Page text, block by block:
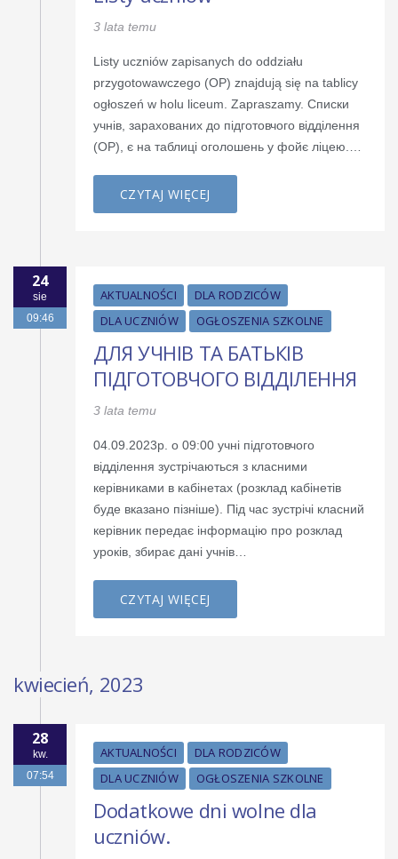
3 lata temu
Listy uczniów zapisanych do oddziału
przygotowawczego (OP) znajdują się na tablicy
ogłoszeń w holu liceum. Zapraszamy. Списки
учнів, зарахованих до підготовчого відділення
(OP), є на таблиці оголошень у фойє ліцею.…
CZYTAJ WIĘCEJ
24
sie
09:46
AKTUALNOŚCI
DLA RODZICÓW
DLA UCZNIÓW
OGŁOSZENIA SZKOLNE
ДЛЯ УЧНІВ ТА БАТЬКІВ
ПІДГОТОВЧОГО ВІДДІЛЕННЯ
3 lata temu
04.09.2023р. о 09:00 учні підготовчого
відділення зустрічаються з класними
керівниками в кабінетах (розклад кабінетів
буде вказано пізніше). Під час зустрічі класний
керівник передає інформацію про розклад
уроків, збирає дані учнів…
CZYTAJ WIĘCEJ
kwiecień, 2023
28
kw.
07:54
AKTUALNOŚCI
DLA RODZICÓW
DLA UCZNIÓW
OGŁOSZENIA SZKOLNE
Dodatkowe dni wolne dla
uczniów.